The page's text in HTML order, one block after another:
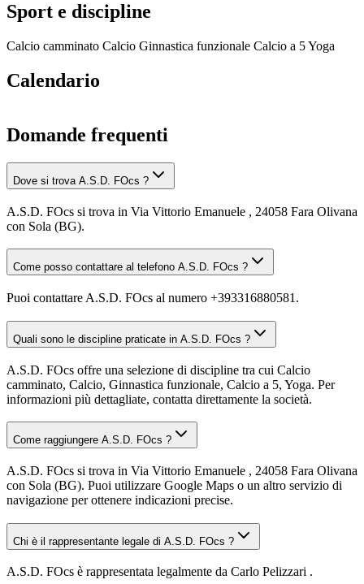
Sport e discipline
Calcio camminato Calcio Ginnastica funzionale Calcio a 5Yoga
Calendario
Domande frequenti
Dove si trova A.S.D. FOcs ?
A.S.D. FOcs si trova in Via Vittorio Emanuele , 24058 Fara Olivana
con Sola (BG).
Come posso contattare al telefono A.S.D. FOcs ?
Puoi contattare A.S.D. FOcs al numero +393316880581.
Quali sono le discipline praticate in A.S.D. FOcs ?
A.S.D. FOcs offre una selezione di discipline tra cui Calcio
camminato, Calcio, Ginnastica funzionale, Calcio a 5, Yoga. Per
informazioni più dettagliate, contatta direttamente la società.
Come raggiungere A.S.D. FOcs ?
A.S.D. FOcs si trova in Via Vittorio Emanuele , 24058 Fara Olivana
con Sola (BG). Puoi utilizzare Google Maps o un altro servizio di
navigazione per ottenere indicazioni precise.
Chi è il rappresentante legale di A.S.D. FOcs ?
A.S.D. FOcs è rappresentata legalmente da Carlo Pelizzari .